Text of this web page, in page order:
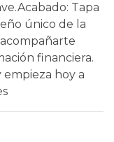
​Acabado: Tapa
único de la
financiera.
hoy a